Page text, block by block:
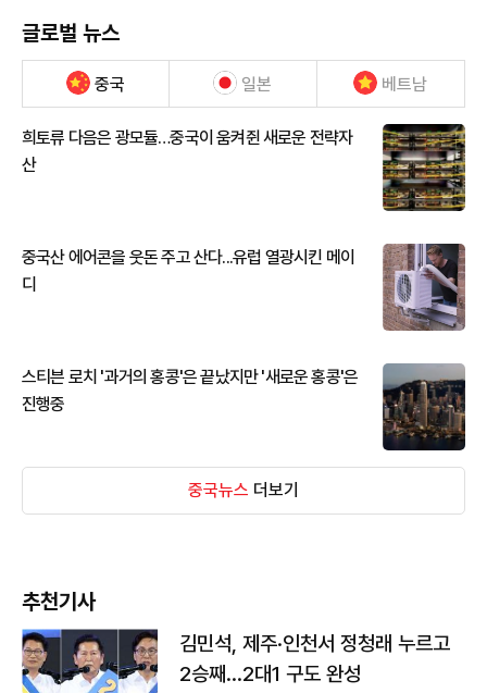
글로벌 뉴스
중국 일본 베트남
희토류 다음은 광모듈…중국이 움켜쥔 새로운 전략자
산
중국산 에어콘을 웃돈 주고 산다...유럽 열광시킨 메이
디
스티븐 로치 '과거의 홍콩'은 끝났지만 '새로운 홍콩'은
진행중
중국뉴스 더보기
추천기사
김민석, 제주·인천서 정청래 누르고
2승째…2대1 구도 완성